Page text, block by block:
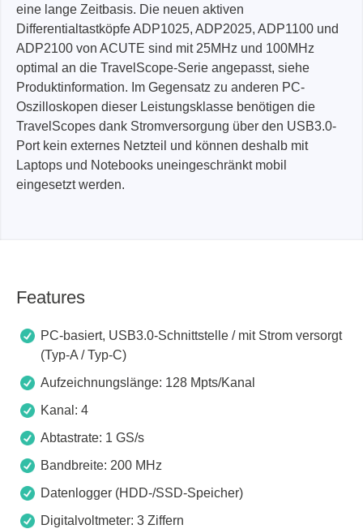
eine lange Zeitbasis. Die neuen aktiven
Differentialtastköpfe ADP1025, ADP2025, ADP1100 und
ADP2100 von ACUTE sind mit 25MHz und 100MHz
optimal an die TravelScope-Serie angepasst, siehe
Produktinformation. Im Gegensatz zu anderen PC-
Oszilloskopen dieser Leistungsklasse benötigen die
TravelScopes dank Stromversorgung über den USB3.0-
Port kein externes Netzteil und können deshalb mit
Laptops und Notebooks uneingeschränkt mobil
eingesetzt werden.
Features
PC-basiert, USB3.0-Schnittstelle / mit Strom versorgt
(Typ-A / Typ-C)
Aufzeichnungslänge: 128 Mpts/Kanal
Kanal: 4
Abtastrate: 1 GS/s
Bandbreite: 200 MHz
Datenlogger (HDD-/SSD-Speicher)
Digitalvoltmeter: 3 Ziffern